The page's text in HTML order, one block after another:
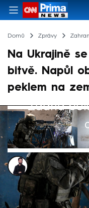
Domů Zprávy
Na Ukrajině
bitvě. Napůl
peklem na
Žádná
Marek Veselý
30. čvc 2025, 17:47
Nejkrvavější